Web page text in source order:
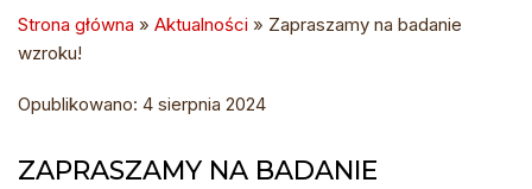
Strona główna » Aktualności » Zapraszamy na badanie
wzroku!
Opublikowano: 4 sierpnia 2024
ZAPRASZAMY NA BADANIE